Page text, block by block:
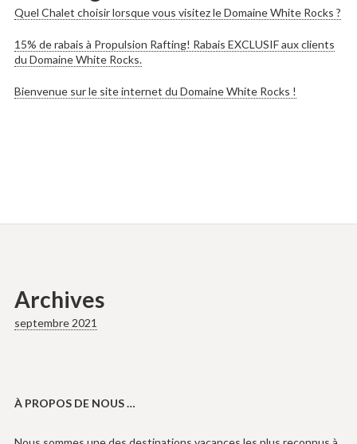
Quel Chalet choisir lorsque vous visitez le Domaine White Rocks ?
15% de rabais à Propulsion Rafting! Rabais EXCLUSIF aux clients
du Domaine White Rocks.
Bienvenue sur le site internet du Domaine White Rocks !
Archives
septembre 2021
À PROPOS DE NOUS …